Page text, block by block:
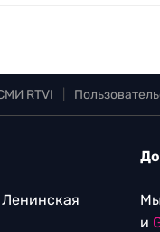
RTVI
Ленинская
и